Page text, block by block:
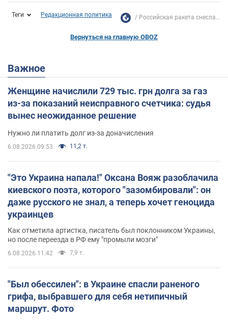
Теги Редакционная политика Российская ракета снесла...
Вернуться на главную OBOZ
Важное
Женщине начислили 729 тыс. грн долга за газ
из-за показаний неисправного счетчика: судья
вынес неожиданное решение
Нужно ли платить долг из-за доначисления
6.08.2026 09:53 11,2 т.
"Это Украина напала!" Оксана Вояж разоблачила
киевского поэта, которого "зазомбировали": он
даже русского не знал, а теперь хочет геноцида
украинцев
Как отметила артистка, писатель был поклонником Украины,
но после переезда в РФ ему "промыли мозги"
6.08.2026 11:42 7,9 т.
"Был обессилен": в Украине спасли раненого
грифа, выбравшего для себя нетипичный
маршрут. Фото